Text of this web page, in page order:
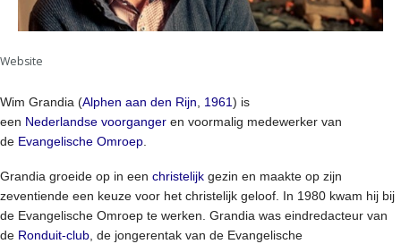
Website
Wim Grandia (Alphen aan den Rijn, 1961) is
een Nederlandse voorganger en voormalig medewerker van
de Evangelische Omroep.
Grandia groeide op in een christelijk gezin en maakte op zijn
zeventiende een keuze voor het christelijk geloof. In 1980 kwam hij bij
de Evangelische Omroep te werken. Grandia was eindredacteur van
de Ronduit-club, de jongerentak van de Evangelische